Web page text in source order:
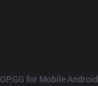
OP.GG for Mobile Android